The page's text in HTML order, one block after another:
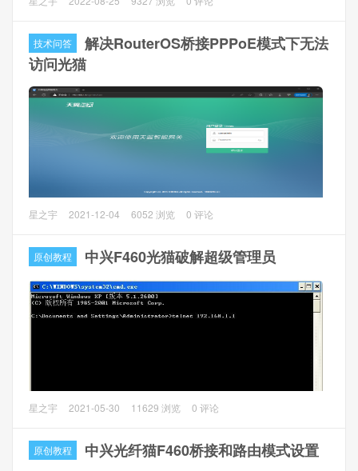
箱只能放的下光猫，无线路由器就不放不下，电视柜又在房
子中间是比较好的放置无线路由器的问题，那么现在要解决
一条网线既要上网又要IPTV的问题。
2.1 使用超级管理员账号（请找安装师傅要）登入光猫，
，连接名称选择当前上网的连接（一
口的端口前面的勾（我这边选择了网口1），点击
技术问答
解决RouterOS桥接PPPoE模式下无法
访问光猫
问题描述
发现不能再通过路由器访问光猫后台了。
问题分析
光猫改桥接后，会把PPPoE的帧直接透传给上行接口，对于
星之宇 2021-12-04 6052 浏览 0 评论
原创教程 中兴F460光猫破解超级管理员
ZXA10 F460中兴光猫（E8-C），在第一次安装的时候，超
的，由安装人员设置好相关设置后，会自动下载配置，这个
时候这个超级管理员密码会被修改，修改为
星之宇 2021-05-30 11629 浏览 0 评论
原创教程 中兴光纤猫F460桥接和路由模式设置